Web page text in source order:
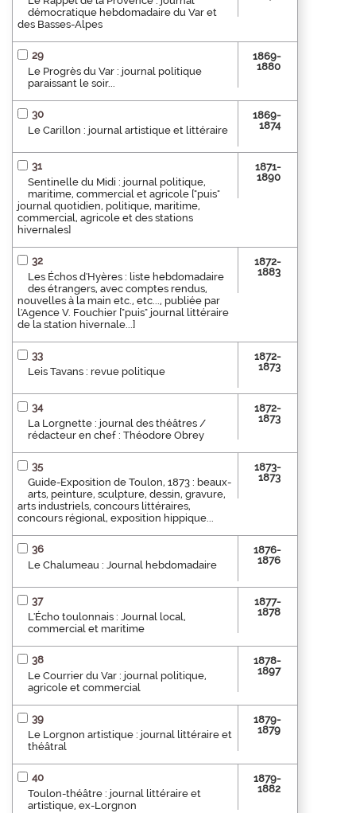
démocratique hebdomadaire du Var et
des Basses-Alpes
29
Le Progrès du Var : journal politique
paraissant le soir...
1869-
1880
30
Le Carillon : journal artistique et littéraire
1869-
1874
31
Sentinelle du Midi : journal politique,
maritime, commercial et agricole ["puis"
journal quotidien, politique, maritime,
commercial, agricole et des stations
hivernales]
1871-
1890
32
Les Échos d'Hyères : liste hebdomadaire
des étrangers, avec comptes rendus,
nouvelles à la main etc., etc..., publiée par
l'Agence V. Fouchier ["puis" journal littéraire
de la station hivernale...]
1872-
1883
33
Leis Tavans : revue politique
1872-
1873
34
La Lorgnette : journal des théâtres /
rédacteur en chef : Théodore Obrey
1872-
1873
35
Guide-Exposition de Toulon, 1873 : beaux-
arts, peinture, sculpture, dessin, gravure,
arts industriels, concours littéraires,
concours régional, exposition hippique...
1873-
1873
36
Le Chalumeau : Journal hebdomadaire
1876-
1876
37
L'Écho toulonnais : Journal local,
commercial et maritime
1877-
1878
38
Le Courrier du Var : journal politique,
agricole et commercial
1878-
1897
39
Le Lorgnon artistique : journal littéraire et
théâtral
1879-
1879
40
Toulon-théâtre : journal littéraire et
artistique, ex-Lorgnon
1879-
1882